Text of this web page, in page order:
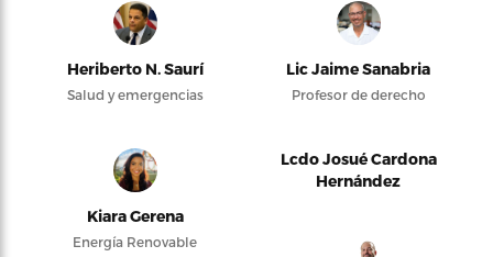
Heriberto N. Saurí
Salud y emergencias
Lic Jaime Sanabria
Profesor de derecho
Kiara Gerena
Energía Renovable
Lcdo Josué Cardona
Hernández